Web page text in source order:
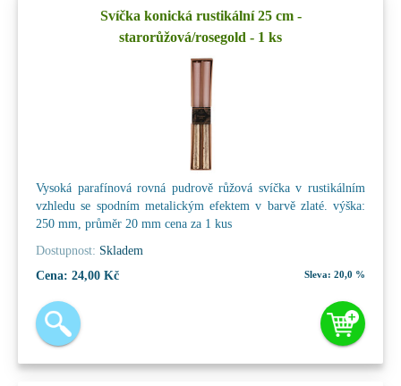
Svíčka konická rustikální 25 cm -
starorůžová/rosegold - 1 ks
Vysoká parafínová rovná pudrově růžová svíčka v rustikálním
vzhledu se spodním metalickým efektem v barvě zlaté. výška:
250 mm, průměr 20 mm cena za 1 kus
Dostupnost: Skladem
Cena: 24,00 Kč Sleva: 20,0 %